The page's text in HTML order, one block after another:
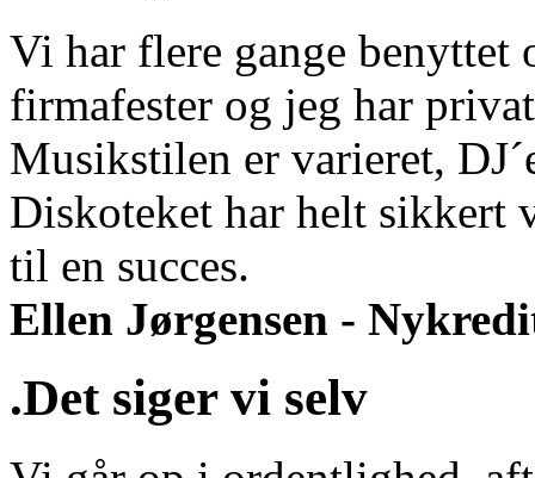
Vi har flere gange benyttet
firmafester og jeg har
Musikstilen er varieret,
Diskoteket har helt sikkert
til en succes.
Ellen Jørgensen -
.Det siger vi selv